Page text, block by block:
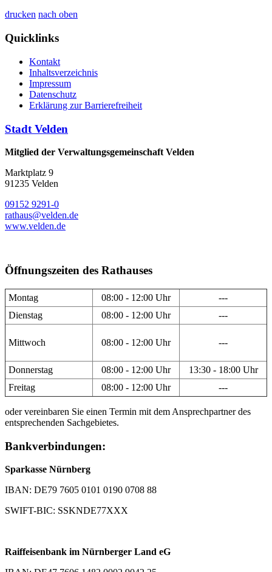
drucken nach oben
Quicklinks
Kontakt
Inhaltsverzeichnis
Impressum
Datenschutz
Erklärung zur Barrierefreiheit
Stadt Velden
Mitglied der Verwaltungsgemeinschaft Velden
Marktplatz 9
91235 Velden
09152 9291-0
rathaus@velden.de
www.velden.de
Öffnungszeiten des Rathauses
Montag 08:00 - 12:00 Uhr
---
Dienstag
08:00 - 12:00 Uhr ---
Mittwoch 08:00 - 12:00 Uhr ---
Donnerstag 08:00 - 12:00 Uhr
13:30 - 18:00 Uhr
Freitag
08:00 - 12:00 Uhr ---
oder vereinbaren Sie einen Termin mit dem Ansprechpartner des
entsprechenden Sachgebietes.
Bankverbindungen:
Sparkasse Nürnberg
IBAN: DE79 7605 0101 0190 0708 88
SWIFT-BIC: SSKNDE77XXX
Raiffeisenbank im Nürnberger Land eG